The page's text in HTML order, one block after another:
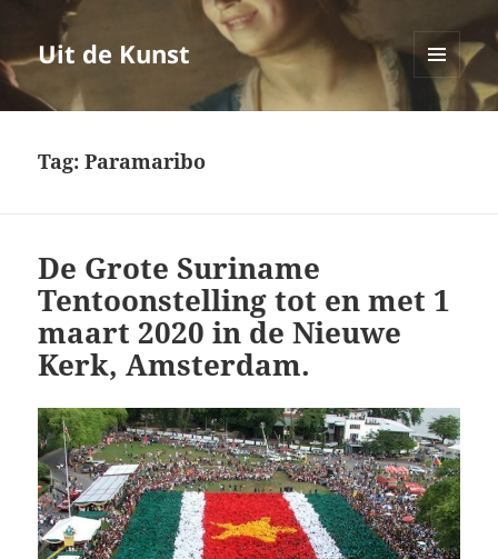
Uit de Kunst
MENU
EN
Tag:Paramaribo
De Grote Suriname
Tentoonstelling tot en met 1
maart 2020 in de Nieuwe
Kerk, Amsterdam.